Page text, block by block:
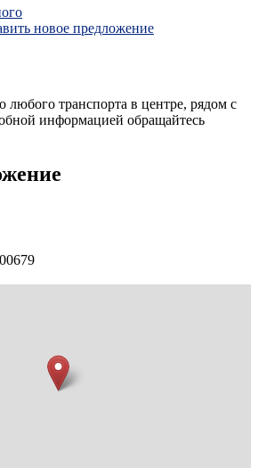
новое предложение
любого транспорта в центре, рядом с
информацией обращайтесь